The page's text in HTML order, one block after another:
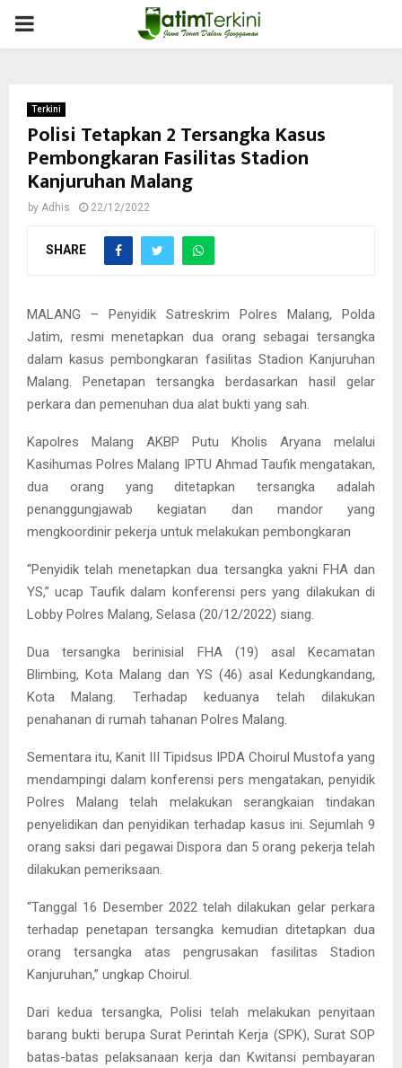
PRIMARY
Terkini
Polisi Tetapkan 2 Tersangka Kasus
Pembongkaran Fasilitas Stadion
Kanjuruhan Malang
by Adhis 22/12/2022
SHARE
MALANG – Penyidik Satreskrim Polres Malang, Polda
Jatim, resmi menetapkan dua orang sebagai tersangka
dalam kasus pembongkaran fasilitas Stadion Kanjuruhan
Malang. Penetapan tersangka berdasarkan hasil gelar
perkara dan pemenuhan dua alat bukti yang sah.
Kapolres Malang AKBP Putu Kholis Aryana melalui
Kasihumas Polres Malang IPTU Ahmad Taufik mengatakan,
dua orang yang ditetapkan tersangka adalah
penanggungjawab kegiatan dan mandor yang
mengkoordinir pekerja untuk melakukan pembongkaran
“Penyidik telah menetapkan dua tersangka yakni FHA dan
YS,” ucap Taufik dalam konferensi pers yang dilakukan di
Lobby Polres Malang, Selasa (20/12/2022) siang.
Dua tersangka berinisial FHA (19) asal Kecamatan
Blimbing, Kota Malang dan YS (46) asal Kedungkandang,
Kota Malang. Terhadap keduanya telah dilakukan
penahanan di rumah tahanan Polres Malang.
Sementara itu, Kanit III Tipidsus IPDA Choirul Mustofa yang
mendampingi dalam konferensi pers mengatakan, penyidik
Polres Malang telah melakukan serangkaian tindakan
penyelidikan dan penyidikan terhadap kasus ini. Sejumlah 9
orang saksi dari pegawai Dispora dan 5 orang pekerja telah
dilakukan pemeriksaan.
“Tanggal 16 Desember 2022 telah dilakukan gelar perkara
terhadap penetapan tersangka kemudian ditetapkan dua
orang tersangka atas pengrusakan fasilitas Stadion
Kanjuruhan,” ungkap Choirul.
Dari kedua tersangka, Polisi telah melakukan penyitaan
barang bukti berupa Surat Perintah Kerja (SPK), Surat SOP
batas-batas pelaksanaan kerja dan Kwitansi pembayaran